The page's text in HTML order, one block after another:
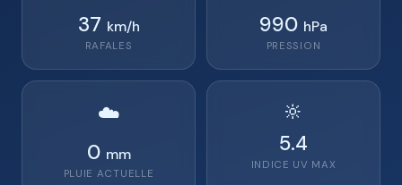
37 km/h
RAFALES
990 hPa
PRESSION
☁️
0 mm
PLUIE ACTUELLE
🔆
5.4
INDICE UV MAX